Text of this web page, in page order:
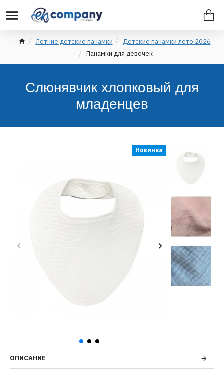
Летние детские панамки
Детские панамки лето 2026
Панамки для девочек
Слюнявчик хлопковый для
младенцев
Новинка
ОПИСАНИЕ